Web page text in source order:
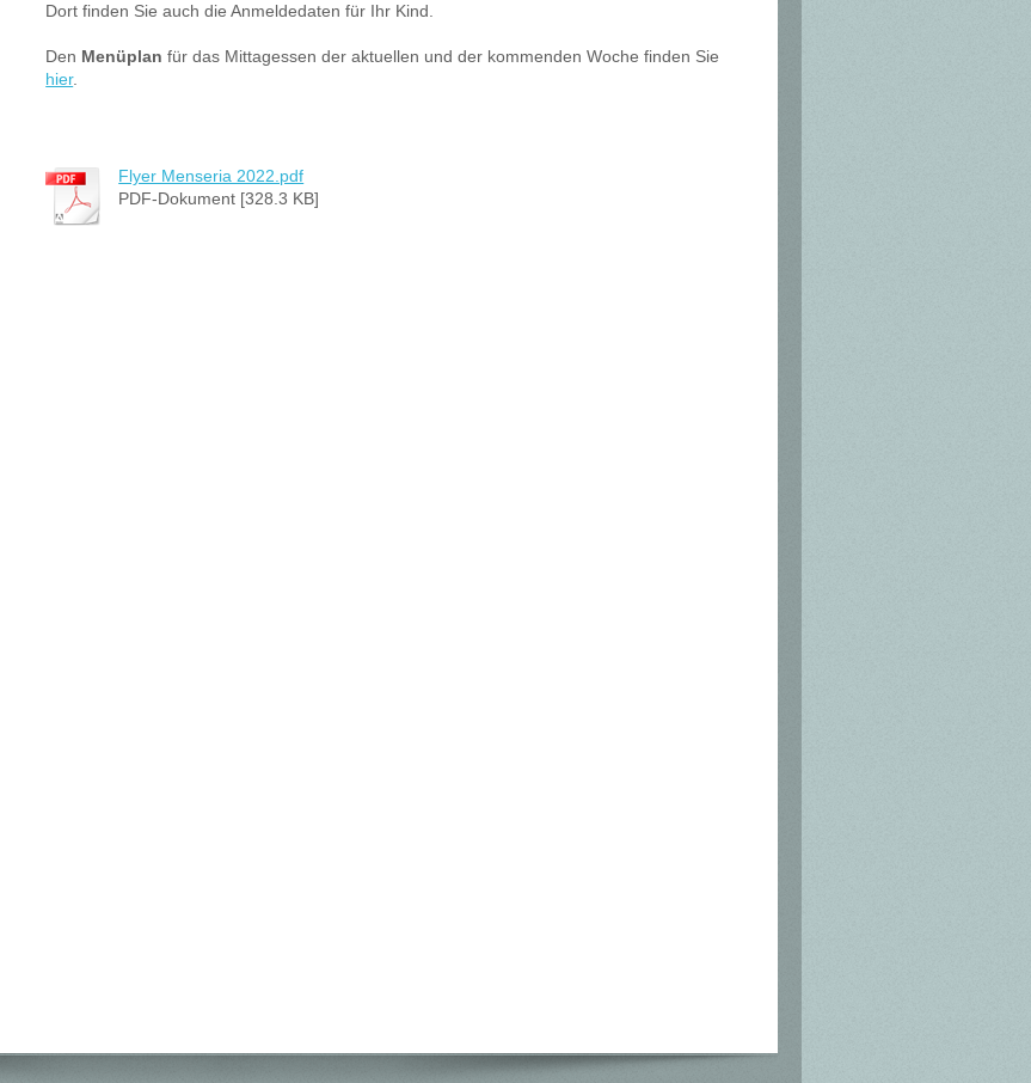
Dort finden Sie auch die Anmeldedaten für Ihr Kind.
Den Menüplan für das Mittagessen der aktuellen und der kommenden Woche finden Sie
hier.
Flyer Menseria 2022.pdf
PDF-Dokument [328.3 KB]